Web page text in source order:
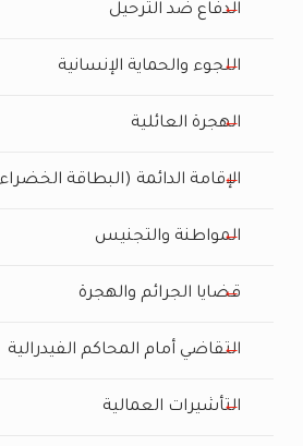
الدفاع ضد الترحيل
اللجوء والحماية الإنسانية
الهجرة العائلية
الإقامة الدائمة (البطاقة
المواطنة والتجنيس
قضايا الجرائم والهجرة
التقاضي أمام المحاكم الفيدرالية
التأشيرات العمالية